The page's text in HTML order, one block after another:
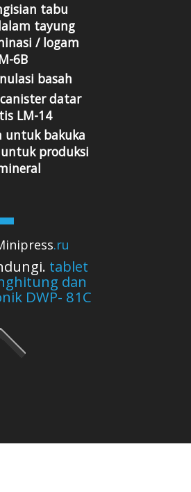
.ru
tablet
dan
DWP- 81C
tabu
tayung
/ logam
6B
basah
datar
LM-14
untuk bakuka
produksi